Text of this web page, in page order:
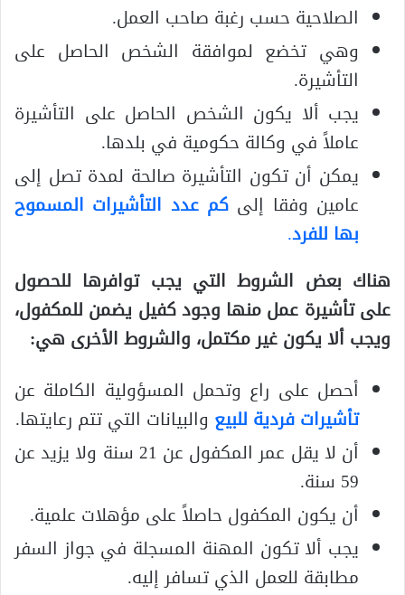
الصلاحية حسب رغبة صاحب العمل.
وهي تخضع لموافقة الشخص الحاصل على
التأشيرة.
يجب ألا يكون الشخص الحاصل على التأشيرة
عاملاً في وكالة حكومية في بلدها.
يمكن أن تكون التأشيرة صالحة لمدة تصل إلى
عامين وفقا إلى كم عدد التأشيرات المسموح
بها للفرد.
هناك بعض الشروط التي يجب توافرها للحصول
على تأشيرة عمل منها وجود كفيل يضمن للمكفول،
ويجب ألا يكون غير مكتمل، والشروط الأخرى هي:
أحصل على راع وتحمل المسؤولية الكاملة عن
تأشيرات فردية للبيع والبيانات التي تتم رعايتها.
أن لا يقل عمر المكفول عن 21 سنة ولا يزيد عن
59 سنة.
أن يكون المكفول حاصلاً على مؤهلات علمية.
يجب ألا تكون المهنة المسجلة في جواز السفر
مطابقة للعمل الذي تسافر إليه.